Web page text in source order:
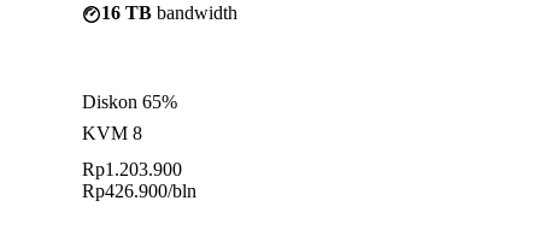
16 TB bandwidth
Diskon 65%
KVM 8
Rp1.203.900
Rp426.900/bln